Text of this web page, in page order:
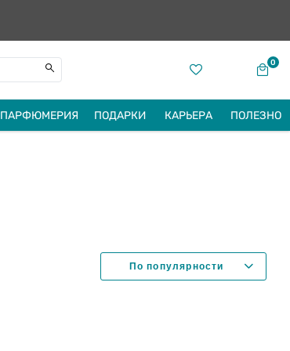
0
ПАРФЮМЕРИЯ ПОДАРКИ КАРЬЕРА ПОЛЕЗНО